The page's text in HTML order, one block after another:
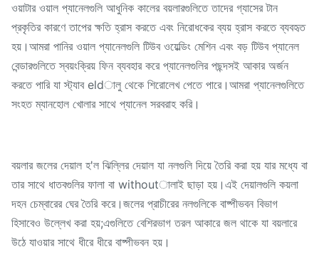
ওয়াটার ওয়াল প্যানেলগুলি আধুনিক কালের বয়লারগুলিতে তাদের গ্যাসের টান
প্রকৃতির কারণে তাপের ক্ষতি হ্রাস করতে এবং নিরোধকের ব্যয় হ্রাস করতে ব্যবহৃত
হয়।আমরা পানির ওয়াল প্যানেলগুলি টিউব ওয়েল্ডিং মেশিন এবং বড় টিউব প্যানেল
বেন্ডারগুলিতে স্বয়ংক্রিয় ফিন ব্যবহার করে প্যানেলগুলির পছন্দসই আকার অর্জন
করতে পারি যা স্ট্যাব eldালু থেকে শিরোলেখ পেতে পারে।আমরা প্যানেলগুলিতে
সংহত ম্যানহোল খোলার সাথে প্যানেল সরবরাহ করি।
বয়লার জলের দেয়াল হ'ল ঝিল্লির দেয়াল যা নলগুলি দিয়ে তৈরি করা হয় যার মধ্যে বা
তার সাথে ধাতবগুলির ফালা বা withoutালাই ছাড়া হয়।এই দেয়ালগুলি কয়লা
দহন চেম্বারের ঘের তৈরি করে।জলের প্রাচীরের নলগুলিকে বাষ্পীভবন বিভাগ
হিসাবেও উল্লেখ করা হয়;এগুলিতে বেশিরভাগ তরল আকারে জল থাকে যা বয়লারে
উঠে যাওয়ার সাথে ধীরে ধীরে বাষ্পীভবন হয়।